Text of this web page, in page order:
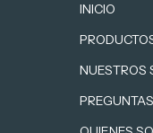
INICIO
NUESTROS